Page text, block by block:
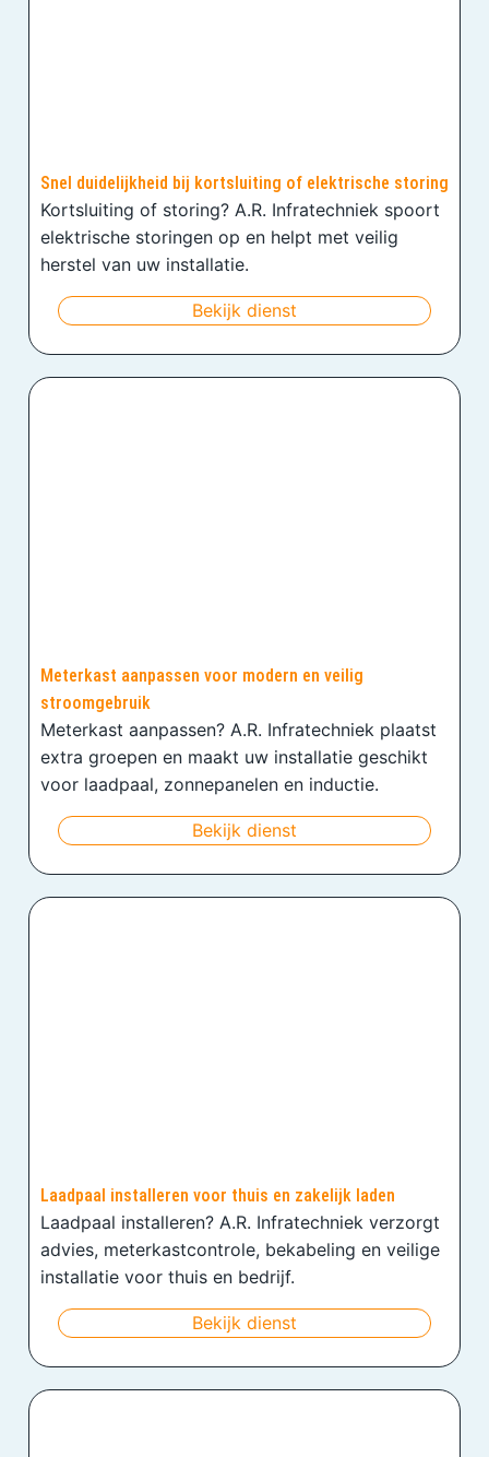
Snel duidelijkheid bij kortsluiting of elektrische storing
Kortsluiting of storing? A.R. Infratechniek spoort
elektrische storingen op en helpt met veilig
herstel van uw installatie.
Bekijk dienst
Meterkast aanpassen voor modern en veilig
stroomgebruik
Meterkast aanpassen? A.R. Infratechniek plaatst
extra groepen en maakt uw installatie geschikt
voor laadpaal, zonnepanelen en inductie.
Bekijk dienst
Laadpaal installeren voor thuis en zakelijk laden
Laadpaal installeren? A.R. Infratechniek verzorgt
advies, meterkastcontrole, bekabeling en veilige
installatie voor thuis en bedrijf.
Bekijk dienst